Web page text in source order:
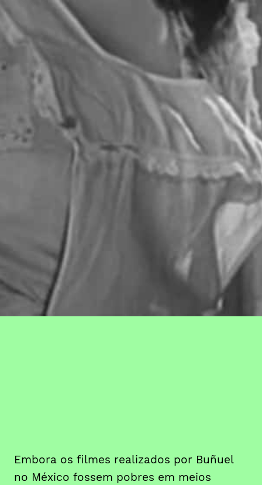
Embora os filmes realizados por Buñuel
no México fossem pobres em meios